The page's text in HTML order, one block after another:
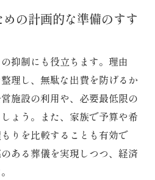
を整える葬儀準備の方法
い葬儀の流れと心構え
習慣を取り入れた葬儀準備
きる葬儀計画のポイント
ち着いて対応する心得とは
額を知るための手順
の計画的な準備のすす
抑制にも役立ちます。理由
理し、無駄な出費を防げるか
施設の利用や、必要最低限の
ょう。また、家族で予算や希
りを比較することも有効で
ある葬儀を実現しつつ、経済